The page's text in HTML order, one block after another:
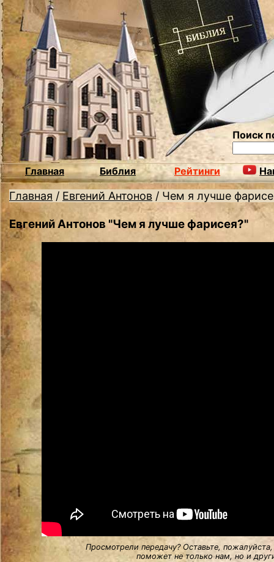
Поиск
Главная Библия Рейтинги
Главная / Евгений Антонов / Чем я лучше
Евгений Антонов "Чем я лучше фарисея?"
Просмотрели передачу? Оставьте,
поможет не только нам, но и